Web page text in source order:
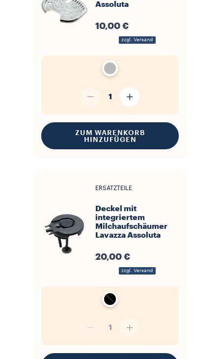
Assoluta
10,00 €
zzgl. Versand
1
ZUM WARENKORB
HINZUFÜGEN
ERSATZTEILE
Deckel mit
integriertem
Milchaufschäumer
Lavazza Assoluta
20,00 €
zzgl. Versand
1